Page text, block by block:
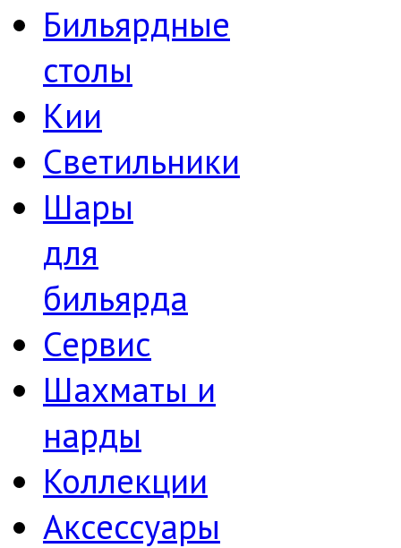
Бильярдные
столы
Кии
Светильники
Шары
для
бильярда
Сервис
Шахматы и
нарды
Коллекции
Аксессуары